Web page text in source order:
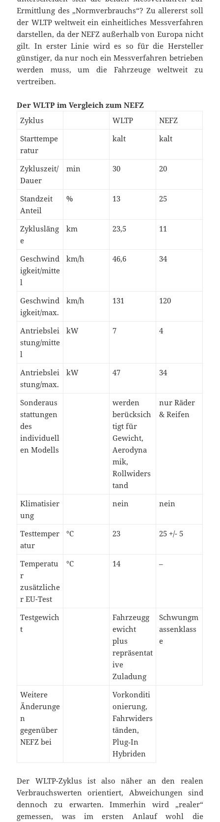
Ermittlung des „Normverbrauchs“? Zu allererst soll
der WLTP weltweit ein einheitliches Messverfahren
darstellen, da der NEFZ außerhalb von Europa nicht
gilt. In erster Linie wird es so für die Hersteller
günstiger, da nur noch ein Messverfahren betrieben
werden muss, um die Fahrzeuge weltweit zu
vertreiben.
Der WLTP im Vergleich zum NEFZ
Zyklus
WLTP
NEFZ
Starttempe
ratur
kalt kalt
Zykluszeit/
Dauer
min 30 20
Standzeit
Anteil
% 13 25
Zyklusläng
e
km 23,5 11
Geschwind
igkeit/mitte
l
km/h 46,6 34
Geschwind
igkeit/max.
km/h 131 120
Antriebslei
stung/mitte
l
kW 7 4
Antriebslei
stung/max.
kW 47 34
Sonderaus
stattungen
des
individuell
en Modells
werden
berücksich
tigt für
Gewicht,
Aerodyna
mik,
Rollwiders
tand
nur Räder
& Reifen
Klimatisier
ung
nein nein
Testtemper
atur
°C 23 25 +/- 5
Temperatu
r
zusätzliche
r EU-Test
°C 14 –
Testgewich
t
Fahrzeugg
ewicht
plus
repräsentat
ive
Zuladung
Schwungm
assenklass
e
Weitere
Änderunge
n
gegenüber
NEFZ bei
Vorkonditi
onierung,
Fahrwiders
tänden,
Plug‑In
Hybriden
Der WLTP-Zyklus ist also näher an den realen
Verbrauchswerten orientiert, Abweichungen sind
dennoch zu erwarten. Immerhin wird „realer“
gemessen, was im ersten Anlauf wohl die